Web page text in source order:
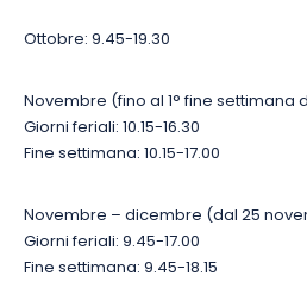
Ottobre: 9.45-19.30
Novembre (fino al 1° fine settimana
Giorni feriali: 10.15-16.30
Fine settimana: 10.15-17.00
Novembre – dicembre (dal 25
Giorni feriali: 9.45-17.00
Fine settimana: 9.45-18.15